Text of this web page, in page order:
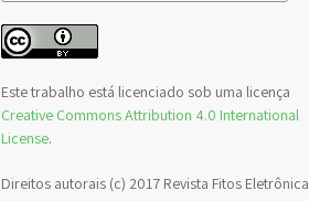
Este trabalho está licenciado sob uma licença
Creative Commons Attribution 4.0 International
License.
Direitos autorais (c) 2017 Revista Fitos Eletrônica